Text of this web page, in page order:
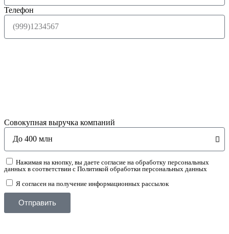
Телефон
Совокупная выручка компаний
Нажимая на кнопку, вы даете согласие на обработку персональных
данных в соответствии с Политикой обработки персональных данных
Я согласен на получение информационных рассылок
Отправить